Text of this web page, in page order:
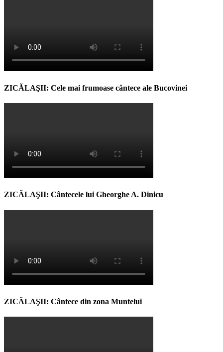
ZICĂLAŞII: Cele mai frumoase cântece ale Bucovinei
ZICĂLAŞII: Cântecele lui Gheorghe A. Dinicu
ZICĂLAŞII: Cântece din zona Muntelui